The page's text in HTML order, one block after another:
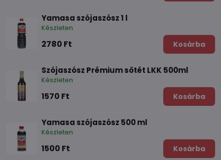
Yamasa szójaszósz 1 l
Készleten
2780 Ft Kosárba
Szójaszósz Prémium sötét LKK 500ml
Készleten
1570 Ft Kosárba
Yamasa szójaszósz 500 ml
Készleten
1500 Ft Kosárba